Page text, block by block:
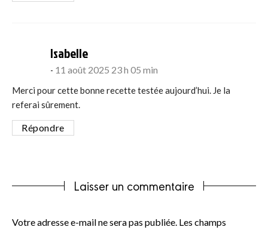
Isabellesays:
11 août 2025 23 h 05 min
Merci pour cette bonne recette testée aujourd’hui. Je la
referai sûrement.
Répondre
Laisser un commentaire
Votre adresse e-mail ne sera pas publiée. Les champs